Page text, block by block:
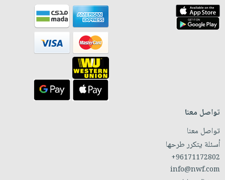
تواصل معنا
تواصل معنا
أسئلة يتكرر طرحها
+96171172802
info@nwf.com